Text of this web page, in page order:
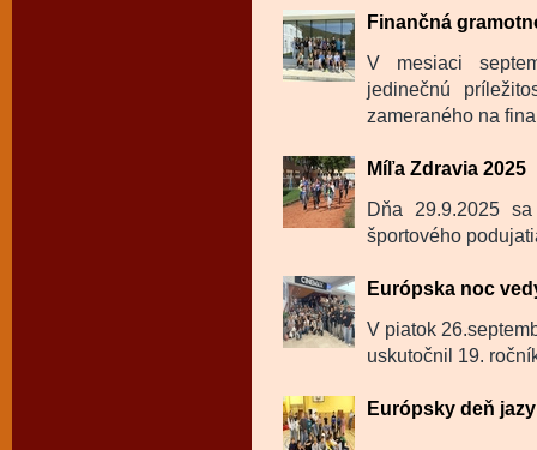
Finančná
V mesiaci
jedinečnú
zameraného na
Míľa Zdravia 2025
Dňa 29.9.2025
športového
Európska noc
V piatok
uskutočnil 19.
Európsky deň